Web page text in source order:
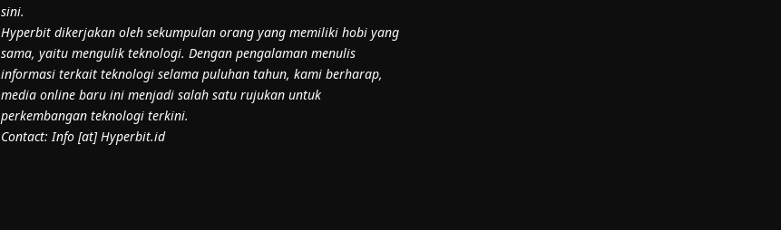
sini.
Hyperbit dikerjakan oleh sekumpulan orang yang memiliki hobi yang
sama, yaitu mengulik teknologi. Dengan pengalaman menulis
informasi terkait teknologi selama puluhan tahun, kami berharap,
media online baru ini menjadi salah satu rujukan untuk
perkembangan teknologi terkini.
Contact: Info [at] Hyperbit.id